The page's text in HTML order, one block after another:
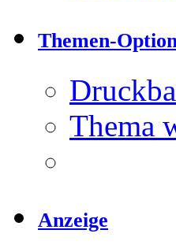
Themen-
Thema
Anzeige